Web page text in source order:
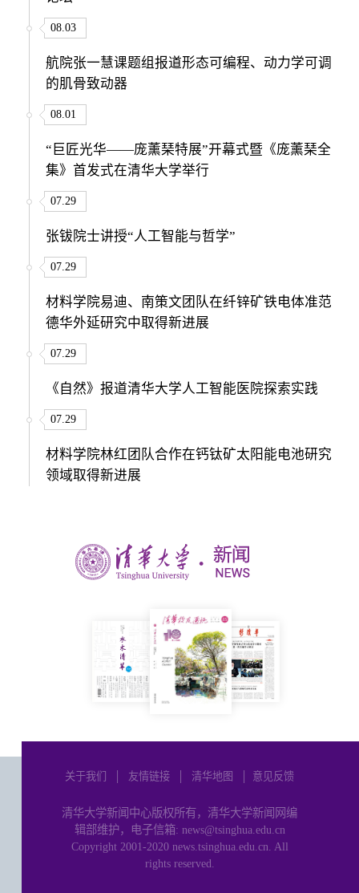
08.03
航院张一慧课题组报道形态可编程、动力学可调
的肌骨致动器
08.01
“巨匠光华——庞薰琹特展”开幕式暨《庞薰琹全
集》首发式在清华大学举行
07.29
张钹院士讲授“人工智能与哲学”
07.29
材料学院易迪、南策文团队在纤锌矿铁电体准范
德华外延研究中取得新进展
07.29
《自然》报道清华大学人工智能医院探索实践
07.29
材料学院林红团队合作在钙钛矿太阳能电池研究
领域取得新进展
关于我们 友情链接 清华地图 意见反馈
清华大学新闻中心版权所有，清华大学新闻网编
辑部维护，电子信箱: news@tsinghua.edu.cn
Copyright 2001-2020 news.tsinghua.edu.cn. All
rights reserved.